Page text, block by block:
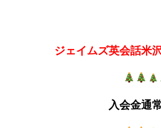
ジェイムズ英会話米
入会金通